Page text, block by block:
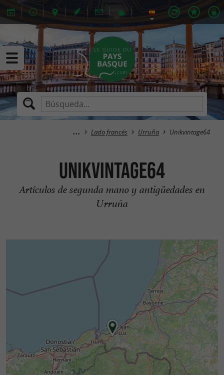
Lado francés Urruña Unikvintage64
Unikvintage64
Artículos de segunda mano y antigüedades en
Urruña